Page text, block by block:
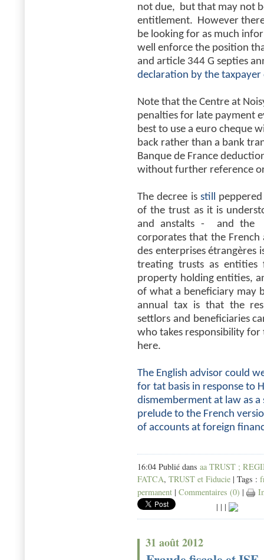
not due, but that may not
entitlement. However
be looking for as much
well enforce the position
and article 344 G septies
declaration by the
Note that the Centre at
penalties for late payment
best to use a euro cheque
back rather than a bank
Banque de France
without further reference
The decree is still
of the trust as it is
and anstalts - and the
corporates that the French
des enterprises étrangères
treating trusts as
property holding entities,
of what a beneficiary may
annual tax is that the
settlors and beneficiaries
who takes responsibility for
here.
The English advisor could
for tat basis in response to
dismemberment at law as
prelude to the French
of accounts at foreign
16:04 Publié dans aa TRUST ;
FATCA, TRUST et Fiducie | Tags :
permanent | Commentaires (0) |
| | |
31 août 2012